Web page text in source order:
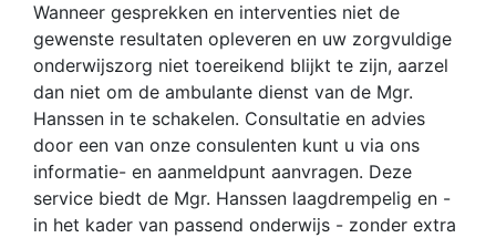
Wanneer gesprekken en interventies niet de
gewenste resultaten opleveren en uw zorgvuldige
onderwijszorg niet toereikend blijkt te zijn, aarzel
dan niet om de ambulante dienst van de Mgr.
Hanssen in te schakelen. Consultatie en advies
door een van onze consulenten kunt u via ons
informatie- en aanmeldpunt aanvragen. Deze
service biedt de Mgr. Hanssen laagdrempelig en -
in het kader van passend onderwijs - zonder extra